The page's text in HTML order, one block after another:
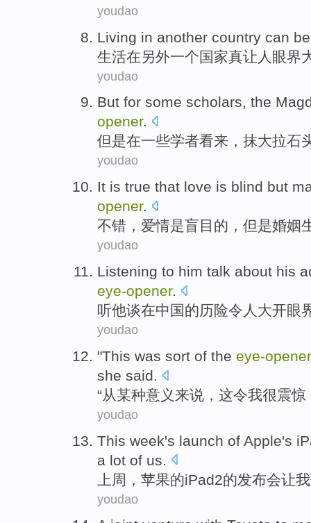
youdao
Living in another country can
生活在另外一个国家真让人眼界
youdao
But for some scholars, the
opener.
但是在一些学者看来， 抹大拉石
youdao
It is true that love is blind but
opener.
不错 ， 爱情是盲目 的， 但是婚姻
youdao
Listening to him talk about his
eye-opener.
听他谈在中国的历险令人 大开眼
youdao
"This was sort of the eye-opener
she said.
“从某种意义来说， 这令我很震惊
youdao
This week's launch of Apple's
a lot of us
上周 ， 苹果的iPad2的发布会让
youdao